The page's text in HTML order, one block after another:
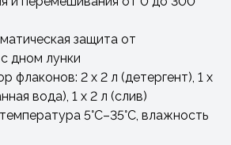
защита от
дном лунки
флаконов: 2 х 2 л (детергент), 1 х
вода), 1 х 2 л (слив)
5°С–35°С, влажность